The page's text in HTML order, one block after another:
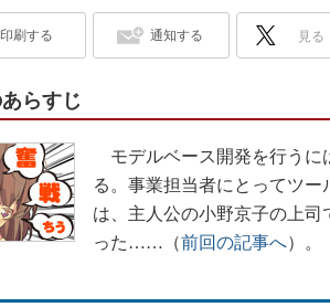
印刷する 通知する 見る
らすじ
モデルベース開発を行うに
る。事業担当者にとってツ
は、主人公の小野京子の上
った……（前回の記事へ）。